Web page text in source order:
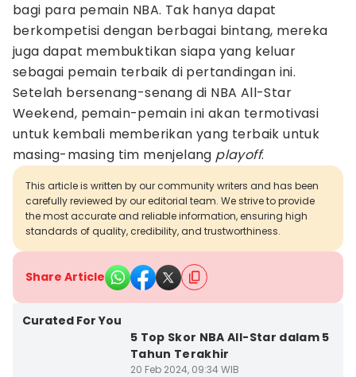
bagi para pemain NBA. Tak hanya dapat
berkompetisi dengan berbagai bintang, mereka
juga dapat membuktikan siapa yang keluar
sebagai pemain terbaik di pertandingan ini.
Setelah bersenang-senang di NBA All-Star
Weekend, pemain-pemain ini akan termotivasi
untuk kembali memberikan yang terbaik untuk
masing-masing tim menjelang playoff.
This article is written by our community writers and has been
carefully reviewed by our editorial team. We strive to provide
the most accurate and reliable information, ensuring high
standards of quality, credibility, and trustworthiness.
Share Article
Curated For You
5 Top Skor NBA All-Star dalam 5
Tahun Terakhir
20 Feb 2024, 09:34 WIB